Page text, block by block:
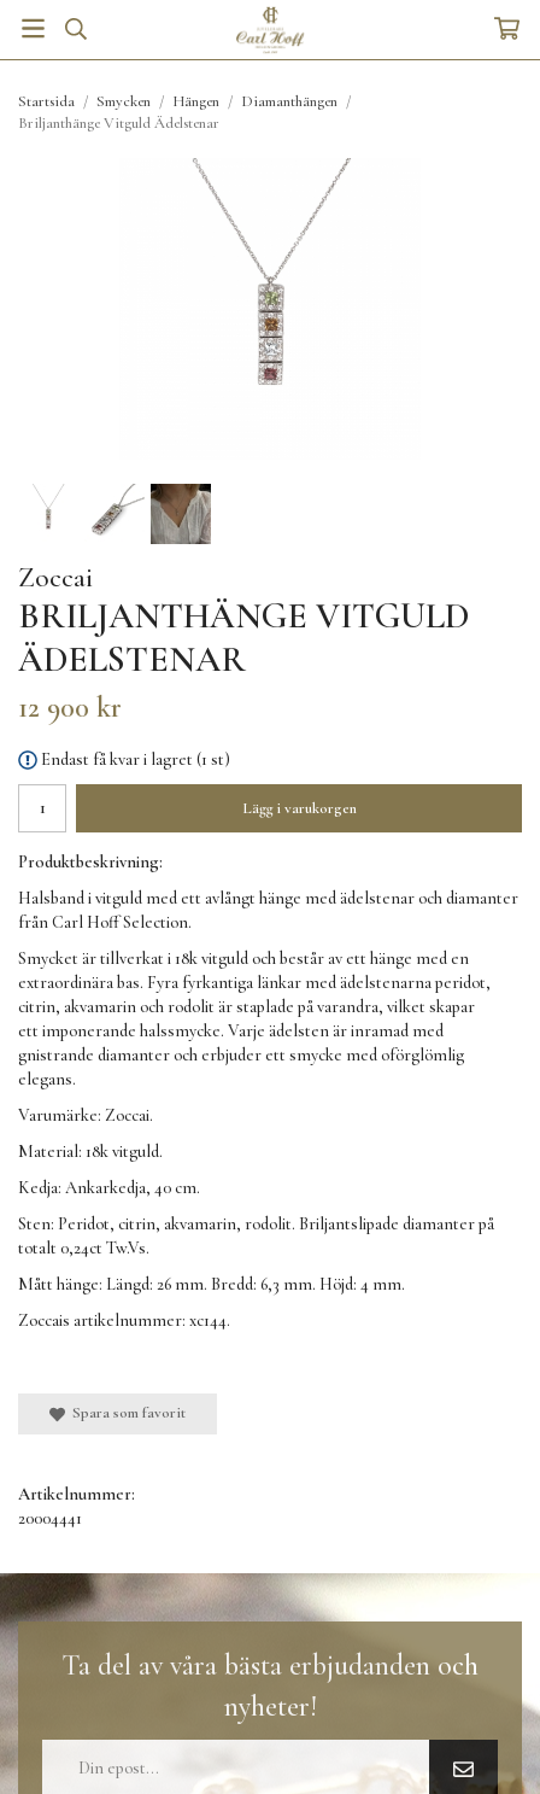
Startsida / Smycken / Hängen / Diamanthängen /
Briljanthänge Vitguld Ädelstenar
Zoccai
BRILJANTHÄNGE VITGULD
ÄDELSTENAR
12 900 kr
Endast få kvar i lagret (1 st)
Lägg i varukorgen
Produktbeskrivning:
Halsband i vitguld med ett avlångt hänge med ädelstenar och diamanter
från Carl Hoff Selection.
Smycket är tillverkat i 18k vitguld och består av ett hänge med en
extraordinära bas. Fyra fyrkantiga länkar med ädelstenarna peridot,
citrin, akvamarin och rodolit är staplade på varandra, vilket skapar
ett imponerande halssmycke. Varje ädelsten är inramad med
gnistrande diamanter och erbjuder ett smycke med oförglömlig
elegans.
Varumärke: Zoccai.
Material: 18k vitguld.
Kedja: Ankarkedja, 40 cm.
Sten: Peridot, citrin, akvamarin, rodolit. Briljantslipade diamanter på
totalt 0,24ct Tw.Vs.
Mått hänge: Längd: 26 mm. Bredd: 6,3 mm. Höjd: 4 mm.
Zoccais artikelnummer: xc144.
Spara som favorit
Artikelnummer:
20004441
Ta del av våra bästa erbjudanden och
nyheter!